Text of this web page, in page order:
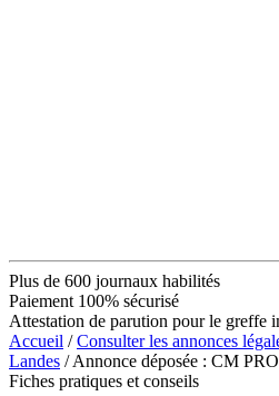
Plus de 600 journaux habilités
Paiement 100% sécurisé
Attestation de parution pour le greffe
Accueil /Consulter les annonces
Landes / Annonce déposée : CM
Fiches pratiques et conseils